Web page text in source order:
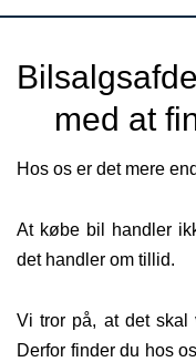
med at
Hos os er det mere
At købe bil handler
det handler om tillid.
Vi tror på, at det
Derfor finder du hos